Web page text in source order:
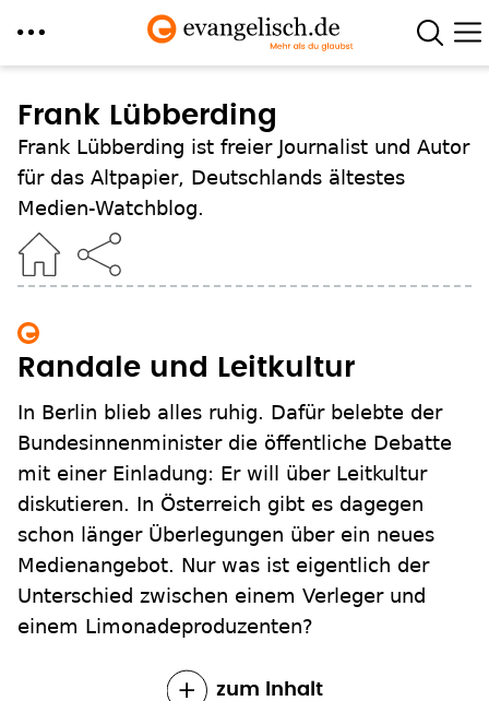
zum
Inhalt
Frank Lübberding
Frank Lübberding ist freier Journalist und Autor
für das Altpapier, Deutschlands ältestes
Medien-Watchblog.
Randale und Leitkultur
In Berlin blieb alles ruhig. Dafür belebte der
Bundesinnenminister die öffentliche Debatte
mit einer Einladung: Er will über Leitkultur
diskutieren. In Österreich gibt es dagegen
schon länger Überlegungen über ein neues
Medienangebot. Nur was ist eigentlich der
Unterschied zwischen einem Verleger und
einem Limonadeproduzenten?
zum Inhalt